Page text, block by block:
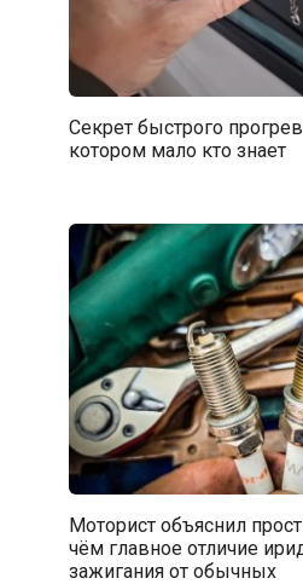
Секрет быстрого
котором мало кто знает
Моторист объяснил
чём главное отличие
зажигания от обычных